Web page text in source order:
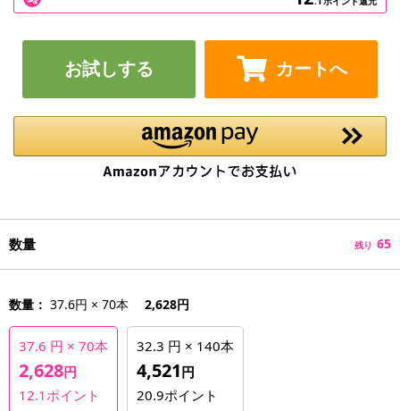
お試しする カートへ
数量 残り 65
数量： 37.6円 × 70本 2,628円
37.6 円 × 70本
2,628円
12.1 ポイント
32.3 円 × 140本
4,521円
20.9ポイント